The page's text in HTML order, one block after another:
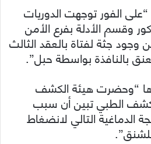
“على الفور توجهت الدوريات
وقسم الأدلة بفرع الأمن
وجود جثة لفتاة بالعقد الثالث
بالنافذة بواسطة حبل”.
“وحضرت هيئة الكشف
الطبي تبين أن سبب
الدماغية التالي لانضغاط